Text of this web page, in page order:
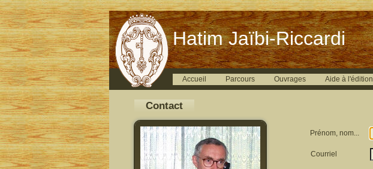
Hatim Jaïbi-Riccardi
Accueil Parcours Ouvrages Aide à l'édition
Contact
Prénom, nom...
Courriel